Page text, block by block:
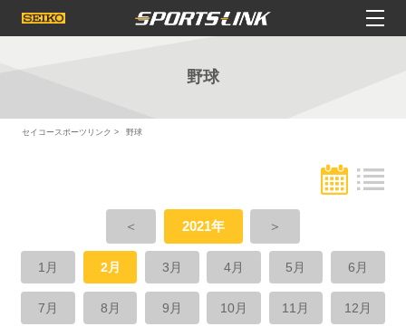
野球
セイコースポーツリンク 野球
＜ 2021年 ＞
1月 2月 3月 4月 5月 6月
7月 8月 9月 10月 11月 12月